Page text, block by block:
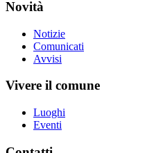
Novità
Notizie
Comunicati
Avvisi
Vivere il comune
Luoghi
Eventi